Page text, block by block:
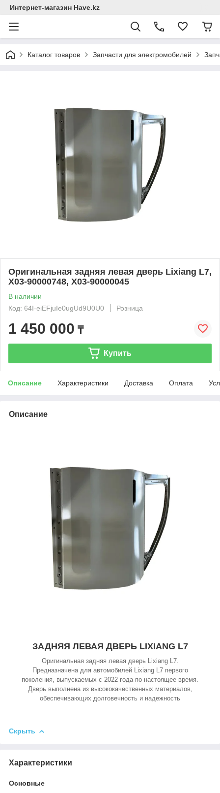
Интернет-магазин Have.kz
Каталог товаров Запчасти для электромобилей
Оригинальная задняя левая дверь Lixiang L7,
X03-90000748, X03-90000045
В наличии
Код: 64I-eiEFjuIe0ugUd9U0U0
Розница
1 450 000 ₸
Купить
Описание Характеристики Доставка Оплата
Описание
ЗАДНЯЯ ЛЕВАЯ ДВЕРЬ LIXIANG L7
Оригинальная задняя левая дверь Lixiang L7.
Предназначена для автомобилей Lixiang L7 первого
поколения, выпускаемых с 2022 года по настоящее время.
Дверь выполнена из высококачественных материалов,
обеспечивающих долговечность и надежность
Скрыть
Характеристики
Основные